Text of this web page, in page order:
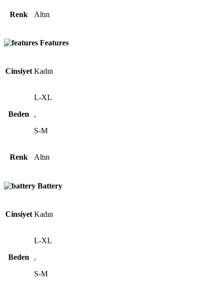
Renk Altın
Features
Cinsiyet Kadın
Beden
L-XL
,
S-M
Renk Altın
Battery
Cinsiyet Kadın
Beden
L-XL
,
S-M